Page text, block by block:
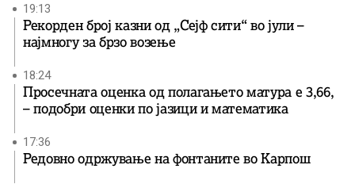
19:13
Рекорден број казни од „Сејф сити“ во јули –
најмногу за брзо возење
18:24
Просечната оценка од полагањето матура е 3,66,
– подобри оценки по јазици и математика
17:36
Редовно одржување на фонтаните во Карпош